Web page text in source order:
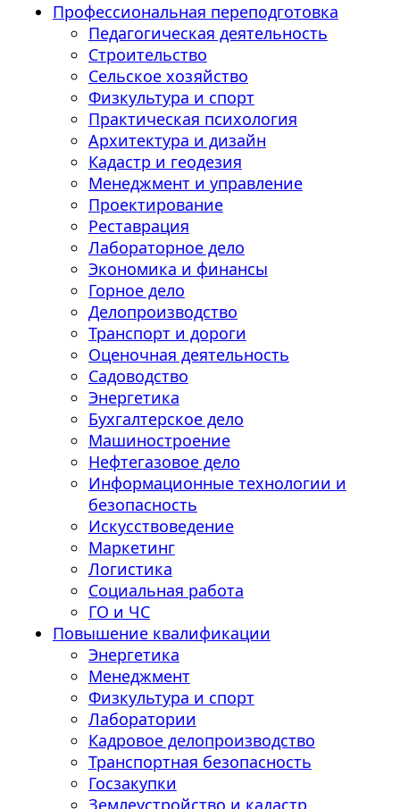
Профессиональная переподготовка
Педагогическая деятельность
Строительство
Сельское хозяйство
Физкультура и спорт
Практическая психология
Архитектура и дизайн
Кадастр и геодезия
Менеджмент и управление
Проектирование
Реставрация
Лабораторное дело
Экономика и финансы
Горное дело
Делопроизводство
Транспорт и дороги
Оценочная деятельность
Садоводство
Энергетика
Бухгалтерское дело
Машиностроение
Нефтегазовое дело
Информационные технологии и
безопасность
Искусствоведение
Маркетинг
Логистика
Социальная работа
ГО и ЧС
Повышение квалификации
Энергетика
Менеджмент
Физкультура и спорт
Лаборатории
Кадровое делопроизводство
Транспортная безопасность
Госзакупки
Землеустройство и кадастр